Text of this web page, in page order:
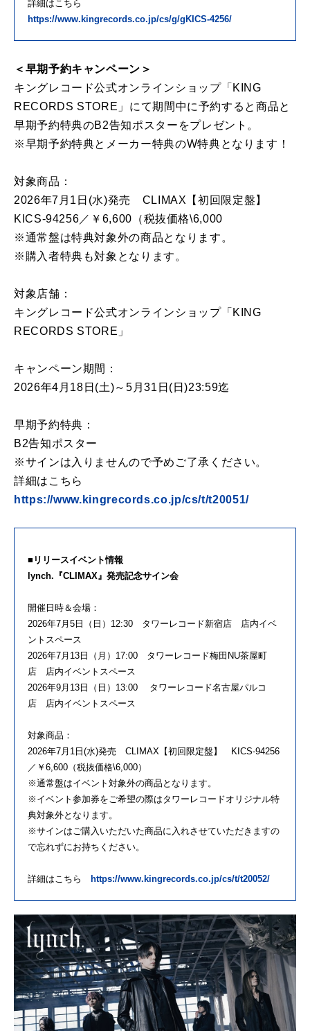
詳細はこちら
https://www.kingrecords.co.jp/cs/g/gKICS-4256/
＜早期予約キャンペーン＞
キングレコード公式オンラインショップ「KING
RECORDS STORE」にて期間中に予約すると商品と
早期予約特典のB2告知ポスターをプレゼント。
※早期予約特典とメーカー特典のW特典となります！
対象商品：
2026年7月1日(水)発売 CLIMAX【初回限定盤】
KICS-94256／￥6,600（税抜価格\6,000
※通常盤は特典対象外の商品となります。
※購入者特典も対象となります。
対象店舗：
キングレコード公式オンラインショップ「KING
RECORDS STORE」
キャンペーン期間：
2026年4月18日(土)～5月31日(日)23:59迄
早期予約特典：
B2告知ポスター
※サインは入りませんので予めご了承ください。
詳細はこちら
https://www.kingrecords.co.jp/cs/t/t20051/
■リリースイベント情報
lynch.『CLIMAX』発売記念サイン会
開催日時＆会場：
2026年7月5日（日）12:30 タワーレコード新宿店 店内イベ
ントスペース
2026年7月13日（月）17:00 タワーレコード梅田NU茶屋町
店 店内イベントスペース
2026年9月13日（日）13:00 タワーレコード名古屋パルコ
店 店内イベントスペース
対象商品：
2026年7月1日(水)発売 CLIMAX【初回限定盤】 KICS-94256
／￥6,600（税抜価格\6,000）
※通常盤はイベント対象外の商品となります。
※イベント参加券をご希望の際はタワーレコードオリジナル特
典対象外となります。
※サインはご購入いただいた商品に入れさせていただきますの
で忘れずにお持ちください。
詳細はこちら https://www.kingrecords.co.jp/cs/t/t20052/